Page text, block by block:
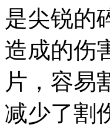
是尖锐的
造成的伤
片，容易
减少了割